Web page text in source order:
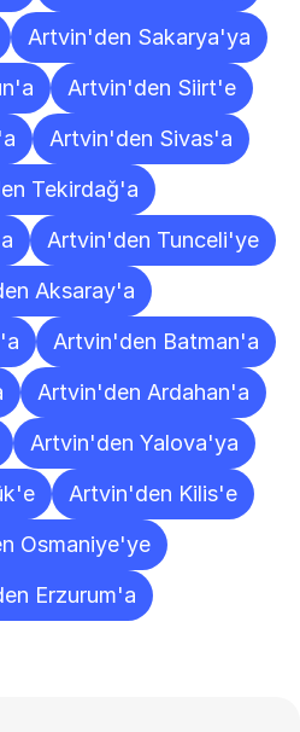
Artvin'den Sakarya'ya
Artvin'den Siirt'e
Artvin'den Sivas'a
Tekirdağ'a
Artvin'den Tunceli'ye
Aksaray'a
Artvin'den Batman'a
Artvin'den Ardahan'a
Artvin'den Yalova'ya
Artvin'den Kilis'e
Osmaniye'ye
Erzurum'a